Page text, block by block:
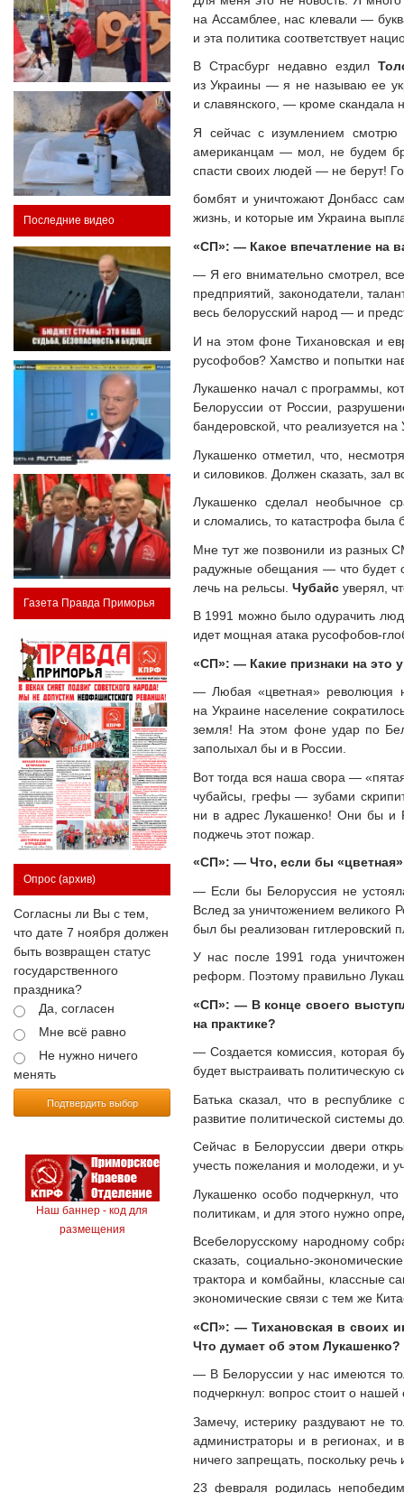
Последние видео
Газета Правда Приморья
Опрос (архив)
Согласны ли Вы с тем,
что дате 7 ноября должен
быть возвращен статус
государственного
праздника?
Да, согласен
Мне всё равно
Не нужно ничего
менять
Подтвердить выбор
Наш баннер - код для
размещения
на Ассамблее, нас клевали —
и эта политика соответствует
В Страсбург недавно ездил
из Украины — я не называю ее
и славянского, — кроме скандала
Я сейчас с изумлением
американцам — мол, не будем
спасти своих людей — не берут!
бомбят и уничтожают Донбасс
жизнь, и которые им Украина
«СП»: — Какое впечатление на
— Я его внимательно смотрел,
предприятий, законодатели,
весь белорусский народ — и
И на этом фоне Тихановская и
русофобов? Хамство и попытки
Лукашенко начал с программы,
Белоруссии от России,
бандеровской, что реализуется на
Лукашенко отметил, что,
и силовиков. Должен сказать, зал
Лукашенко сделал необычное
и сломались, то катастрофа
Мне тут же позвонили из разных
радужные обещания — что будет
лечь на рельсы.Чубайс уверял,
В 1991 можно было одурачить
идет мощная атака русофобов-
«СП»: — Какие признаки на это
— Любая «цветная» революция
на Украине население
земля! На этом фоне удар по
заполыхал бы и в России.
Вот тогда вся наша свора —
чубайсы, грефы — зубами
ни в адрес Лукашенко! Они бы и
поджечь этот пожар.
«СП»: — Что, если бы
— Если бы Белоруссия не
Вслед за уничтожением великого
был бы реализован гитлеровский
У нас после 1991 года
реформ. Поэтому правильно
«СП»: — В конце своего
на практике?
— Создается комиссия, которая
будет выстраивать политическую
Батька сказал, что в
развитие политической системы
Сейчас в Белоруссии двери
учесть пожелания и молодежи, и
Лукашенко особо подчеркнул,
политикам, и для этого нужно
Всебелорусскому народному
сказать, социально-
трактора и комбайны, классные
экономические связи с тем же
«СП»: — Тихановская в своих
Что думает об этом Лукашенко?
— В Белоруссии у нас имеются
подчеркнул: вопрос стоит о
Замечу, истерику раздувают не
администраторы и в регионах, и
ничего запрещать, поскольку
23 февраля родилась